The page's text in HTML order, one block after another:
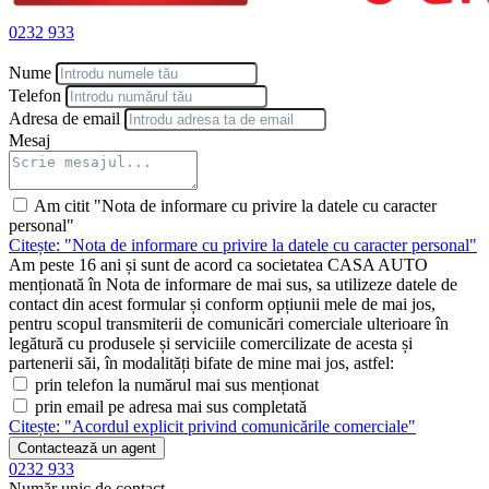
0232 933
Nume
Telefon
Adresa de email
Mesaj
Am citit "Nota de informare cu privire la datele cu caracter
personal"
Citește: "Nota de informare cu privire la datele cu caracter personal"
Am peste 16 ani și sunt de acord ca societatea CASA AUTO
menționată în Nota de informare de mai sus, sa utilizeze datele de
contact din acest formular și conform opțiunii mele de mai jos,
pentru scopul transmiterii de comunicări comerciale ulterioare în
legătură cu produsele și serviciile comercilizate de acesta și
partenerii săi, în modalități bifate de mine mai jos, astfel:
prin telefon la numărul mai sus menționat
prin email pe adresa mai sus completată
Citește: "Acordul explicit privind comunicările comerciale"
Contactează un agent
0232 933